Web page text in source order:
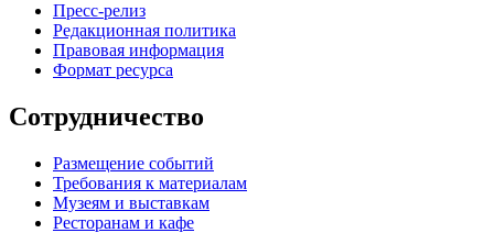
Пресс-релиз
Редакционная политика
Правовая информация
Формат ресурса
Сотрудничество
Размещение событий
Требования к материалам
Музеям и выставкам
Ресторанам и кафе